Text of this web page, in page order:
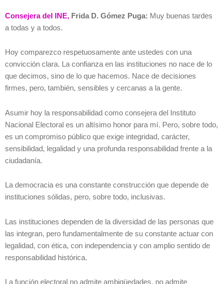
Consejera del INE, Frida D. Gómez Puga: Muy buenas tardes
a todas y a todos.
Hoy comparezco respetuosamente ante ustedes con una
convicción clara. La confianza en las instituciones no nace de lo
que decimos, sino de lo que hacemos. Nace de decisiones
firmes, pero, también, sensibles y cercanas a la gente.
Asumir hoy la responsabilidad como consejera del Instituto
Nacional Electoral es un altísimo honor para mí. Pero, sobre todo,
es un compromiso público que exige integridad, carácter,
sensibilidad, legalidad y una profunda responsabilidad frente a la
ciudadanía.
La democracia es una constante construcción que depende de
instituciones sólidas, pero, sobre todo, inclusivas.
Las instituciones dependen de la diversidad de las personas que
las integran, pero fundamentalmente de su constante actuar con
legalidad, con ética, con independencia y con amplio sentido de
responsabilidad histórica.
La función electoral no admite ambigüedades, no admite